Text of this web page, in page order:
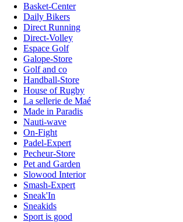
Basket-Center
Daily Bikers
Direct Running
Direct-Volley
Espace Golf
Galope-Store
Golf and co
Handball-Store
House of Rugby
La sellerie de Maé
Made in Paradis
Nauti-wave
On-Fight
Padel-Expert
Pecheur-Store
Pet and Garden
Slowood Interior
Smash-Expert
Sneak'In
Sneakids
Sport is good